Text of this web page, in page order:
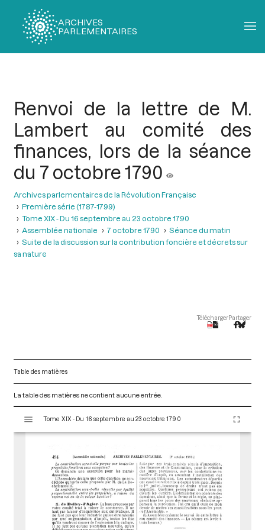
ARCHIVES
PARLEMENTAIRES
Renvoi de la lettre de M.
Lambert au comité des
finances, lors de la séance
du 7 octobre 1790
Archives parlementaires de la Révolution Française
Première série (1787-1799)
Tome XIX - Du 16 septembre au 23 octobre 1790
Assemblée nationale
7 octobre 1790
Séance du matin
Suite de la discussion sur la contribution foncière et décrets sur
sa nature
TéléchargerPartager
Table des matières
La table des matières ne contient aucune entrée.
s
Tome XIX - Du 16 septembre au 23 octobre 1790